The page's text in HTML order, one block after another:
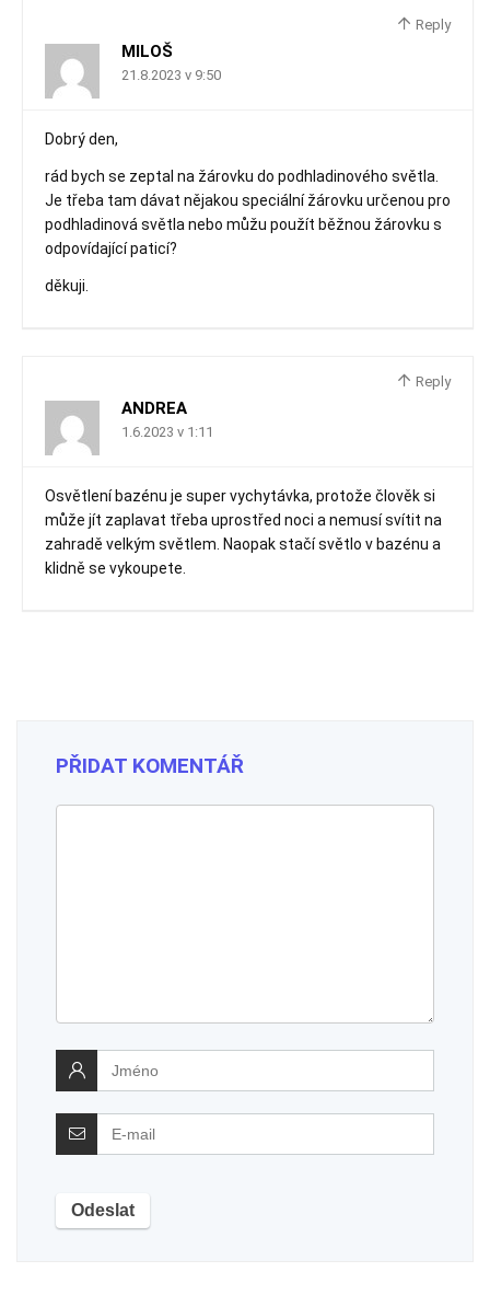
Reply
MILOŠ
21.8.2023 v 9:50
Dobrý den,
rád bych se zeptal na žárovku do podhladinového světla.
Je třeba tam dávat nějakou speciální žárovku určenou pro
podhladinová světla nebo můžu použít běžnou žárovku s
odpovídající paticí?
děkuji.
Reply
ANDREA
1.6.2023 v 1:11
Osvětlení bazénu je super vychytávka, protože člověk si
může jít zaplavat třeba uprostřed noci a nemusí svítit na
zahradě velkým světlem. Naopak stačí světlo v bazénu a
klidně se vykoupete.
PŘIDAT KOMENTÁŘ